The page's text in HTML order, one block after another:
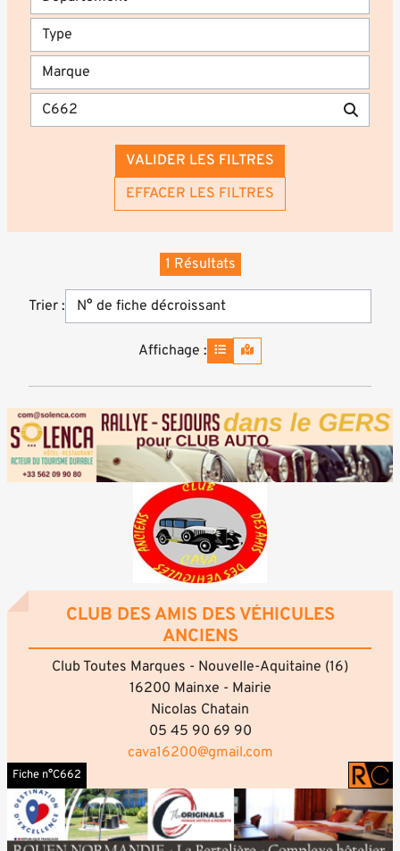
VALIDER LES FILTRES
EFFACER LES FILTRES
Trier :
1 Résultats
Affichage :
CLUB DES AMIS DES VÉHICULES
ANCIENS
Club Toutes Marques - Nouvelle-Aquitaine (16)
16200 Mainxe - Mairie
Nicolas Chatain
05 45 90 69 90
cava16200@gmail.com
Fiche n°C662